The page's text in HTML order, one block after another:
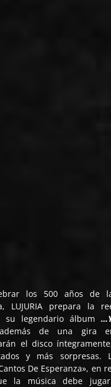
los 500 años de
LUJURIA prepara la
su legendario álbum
de una gira
el disco
y más sorpresas.
De Esperanza», en
la música debe